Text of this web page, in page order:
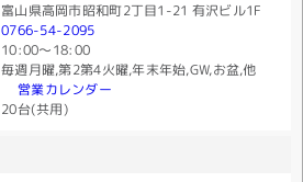
富山県高岡市昭和町2丁目1-21 有沢ビル1F
0766-54-2095
10:00〜18:00
毎週月曜,第2第4火曜,年末年始,GW,お盆,他
営業カレンダー
20台(共用)